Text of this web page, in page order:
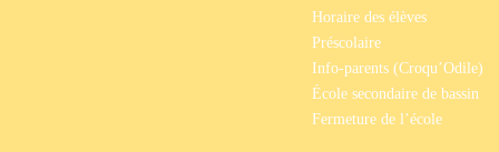
Horaire des élèves
Préscolaire
Info-parents (Croqu’Odile)
École secondaire de bassin
Fermeture de l’école